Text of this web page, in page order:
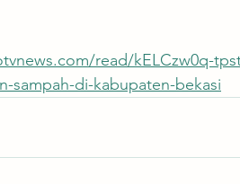
read/kELCzw0q-
sampah-di-kabupaten-bekasi